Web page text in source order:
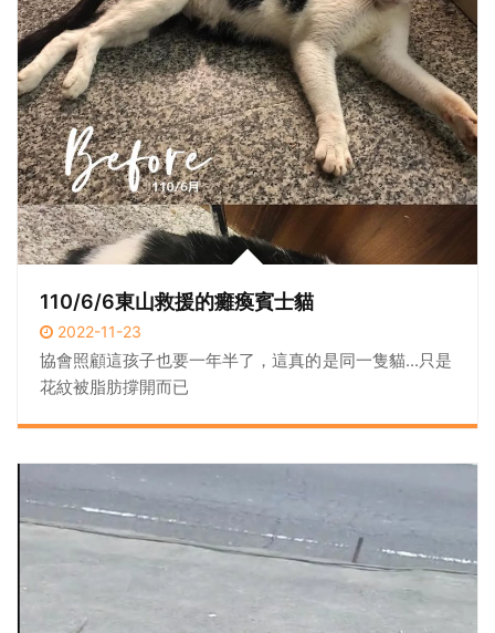
110/6/6東山救援的癱瘓賓士貓
2022-11-23
協會照顧這孩子也要一年半了，這真的是同一隻貓...只是
花紋被脂肪撐開而已